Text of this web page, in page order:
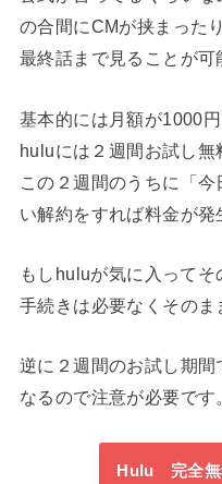
の合間にCMが挟まった
最終話まで見ることが可
基本的には月額が1000
huluには２週間お試し無
この２週間のうちに「
い解約をすれば料金が発
もしhuluが気に入って
手続きは必要なくそのま
逆に２週間のお試し期
なるので注意が必要です
Hulu 完全無